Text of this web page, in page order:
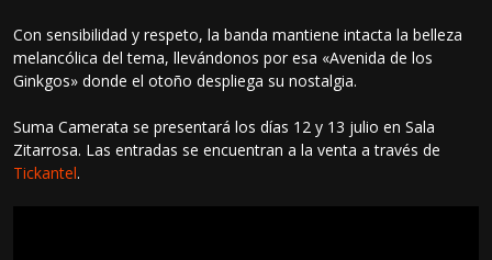
Con sensibilidad y respeto, la banda mantiene intacta la belleza
melancólica del tema, llevándonos por esa «Avenida de los
Ginkgos» donde el otoño despliega su nostalgia.
Suma Camerata se presentará los días 12 y 13 julio en Sala
Zitarrosa. Las entradas se encuentran a la venta a través de
Tickantel.